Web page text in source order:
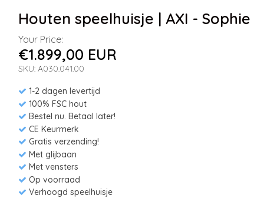
Houten speelhuisje | AXI - Sophie
Your Price:
€1.899,00 EUR
SKU: A030.041.00
1-2 dagen levertijd
100% FSC hout
Bestel nu. Betaal later!
CE Keurmerk
Gratis verzending!
Met glijbaan
Met vensters
Op voorraad
Verhoogd speelhuisje